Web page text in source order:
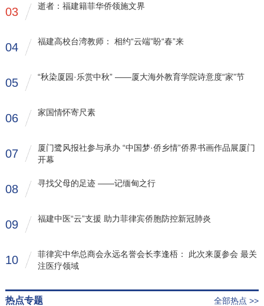
03 逝者：福建籍菲华侨领施文界
04 福建高校台湾教师： 相约“云端”盼“春”来
05 “秋染厦园·乐赏中秋” ——厦大海外教育学院诗意度“家”节
06 家国情怀寄尺素
07
厦门鹭风报社参与承办 “中国梦·侨乡情”侨界书画作品展厦门
开幕
08 寻找父母的足迹 ——记缅甸之行
09 福建中医“云”支援 助力菲律宾侨胞防控新冠肺炎
10
菲律宾中华总商会永远名誉会长李逢梧： 此次来厦参会 最关
注医疗领域
热点专题 全部热点 >>